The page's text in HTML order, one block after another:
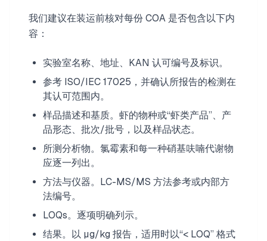
我们建议在装运前核对每份 COA 是否包含以下内
容：
实验室名称、地址、KAN 认可编号及标识。
参考 ISO/IEC 17025，并确认所报告的检测在
其认可范围内。
样品描述和基质。虾的物种或“虾类产品”、产
品形态、批次/批号，以及样品状态。
所测分析物。氯霉素和每一种硝基呋喃代谢物
应逐一列出。
方法与仪器。LC-MS/MS 方法参考或内部方
法编号。
LOQs。逐项明确列示。
结果。以 µg/kg 报告，适用时以“< LOQ” 格式